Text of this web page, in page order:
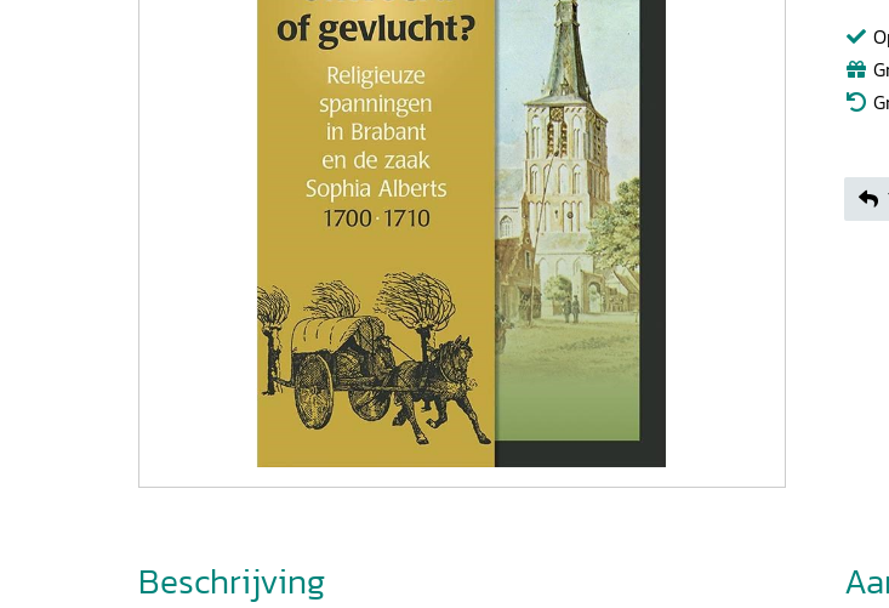
Beschrijving